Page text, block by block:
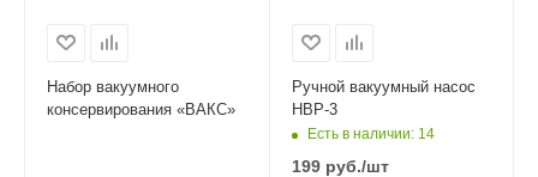
Набор вакуумного
консервирования «ВАКС»
Ручной вакуумный насос
НВР-3
Есть в наличии: 14
199руб./шт